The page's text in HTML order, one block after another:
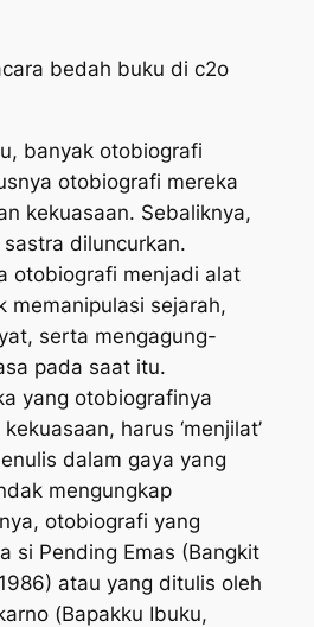
bedah buku di c2o
banyak otobiografi
otobiografi mereka
kekuasaan. Sebaliknya,
diluncurkan.
otobiografi menjadi alat
memanipulasi sejarah,
serta mengagung-
pada saat itu.
yang otobiografinya
harus ‘menjilat’
dalam gaya yang
mengungkap
otobiografi yang
si Pending Emas (Bangkit
atau yang ditulis oleh
(Bapakku Ibuku,